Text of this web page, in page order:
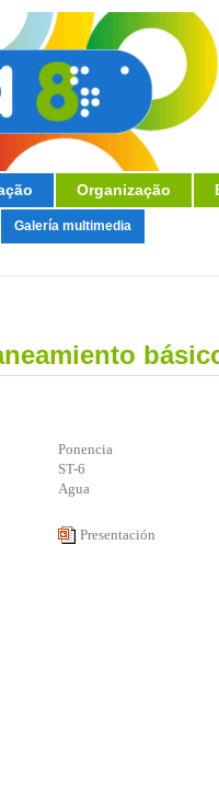
Organização
Galería multimedia
Ponencia
ST-6
Agua
Presentación